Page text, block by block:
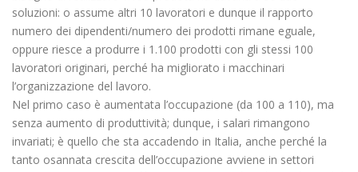
soluzioni: o assume altri 10 lavoratori e dunque il rapporto
numero dei dipendenti/numero dei prodotti rimane eguale,
oppure riesce a produrre i 1.100 prodotti con gli stessi 100
lavoratori originari, perché ha migliorato i macchinari
l’organizzazione del lavoro.
Nel primo caso è aumentata l’occupazione (da 100 a 110), ma
senza aumento di produttività; dunque, i salari rimangono
invariati; è quello che sta accadendo in Italia, anche perché la
tanto osannata crescita dell’occupazione avviene in settori